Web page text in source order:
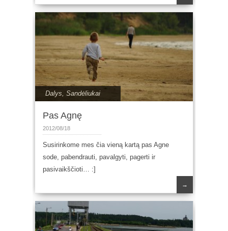
Dalys, Sandėliukai
Pas Agnę
2012/08/18
Susirinkome mes čia vieną kartą pas Agne
sode, pabendrauti, pavalgyti, pagerti ir
pasivaikščioti… :]
→